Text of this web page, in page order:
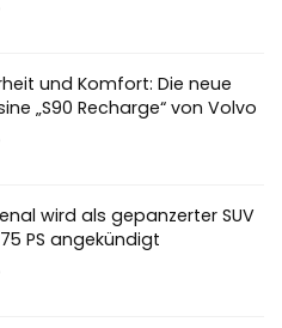
und Komfort: Die neue
„S90 Recharge“ von Volvo
wird als gepanzerter SUV
PS angekündigt